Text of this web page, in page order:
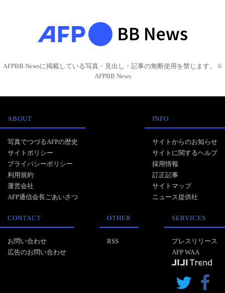
AFPBB Newsに掲載している写真・見出し・記事の無断使用を禁じます。 ©
AFPBB News
ABOUT
写真でつづるAFPの歴史
サイトポリシー
プライバシーポリシー
利用規約
運営会社
AFP通信会長ごあいさつ
INFO
サイトからのお知らせ
サイトに関するヘルプ
採用情報
訂正記事
サイトマップ
ニュース提供社
CONTACT
お問い合わせ
広告のお問い合わせ
OTHER
RSS
SERVICES
プレスリリース
AFP WAA